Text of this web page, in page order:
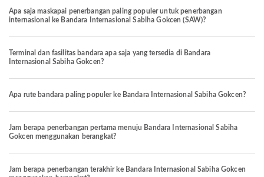
Apa saja maskapai penerbangan paling populer untuk penerbangan
internasional ke Bandara Internasional Sabiha Gokcen (SAW)?
Terminal dan fasilitas bandara apa saja yang tersedia di Bandara
Internasional Sabiha Gokcen?
Apa rute bandara paling populer ke Bandara Internasional Sabiha Gokcen?
Jam berapa penerbangan pertama menuju Bandara Internasional Sabiha
Gokcen menggunakan berangkat?
Jam berapa penerbangan terakhir ke Bandara Internasional Sabiha Gokcen